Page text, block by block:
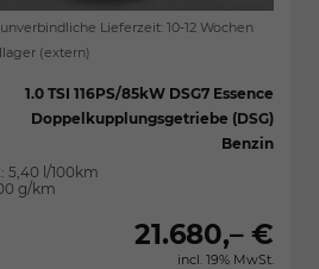
unverbindliche Lieferzeit: 10-12 Wochen
(extern)
1.0 TSI 116PS/85kW DSG7 Essence
Doppelkupplungsgetriebe (DSG)
Benzin
5,40 l/100km
g/km
21.680,– €
incl. 19% MwSt.